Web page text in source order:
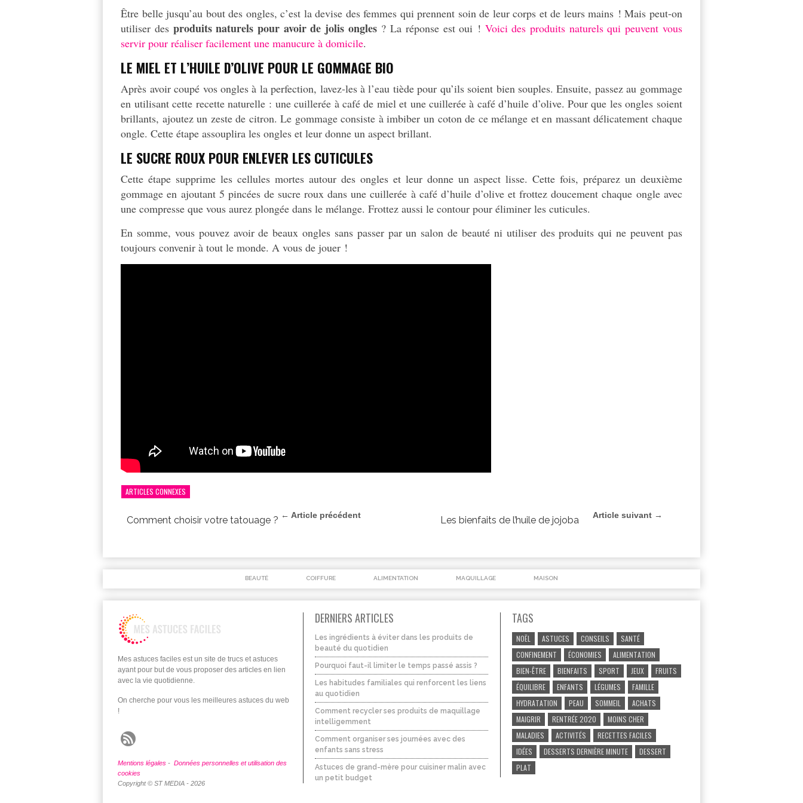
Être belle jusqu’au bout des ongles, c’est la devise des femmes qui prennent soin de leur corps et de leurs mains ! Mais peut-on
utiliser des produits naturels pour avoir de jolis ongles? La réponse est oui ! Voici des produits naturels qui peuvent vous
servir pour réaliser facilement une manucure à domicile.
LE MIEL ET L’HUILE D’OLIVE POUR LE GOMMAGE BIO
Après avoir coupé vos ongles à la perfection, lavez-les à l’eau tiède pour qu’ils soient bien souples. Ensuite, passez au gommage
en utilisant cette recette naturelle : une cuillerée à café de miel et une cuillerée à café d’huile d’olive. Pour que les ongles soient
brillants, ajoutez un zeste de citron. Le gommage consiste à imbiber un coton de ce mélange et en massant délicatement chaque
ongle. Cette étape assouplira les ongles et leur donne un aspect brillant.
LE SUCRE ROUX POUR ENLEVER LES CUTICULES
Cette étape supprime les cellules mortes autour des ongles et leur donne un aspect lisse. Cette fois, préparez un deuxième
gommage en ajoutant 5 pincées de sucre roux dans une cuillerée à café d’huile d’olive et frottez doucement chaque ongle avec
une compresse que vous aurez plongée dans le mélange. Frottez aussi le contour pour éliminer les cuticules.
En somme, vous pouvez avoir de beaux ongles sans passer par un salon de beauté ni utiliser des produits qui ne peuvent pas
toujours convenir à tout le monde. A vous de jouer !
ARTICLES CONNEXES
← Article précédent
Comment choisir votre tatouage ? Article suivant →
Les bienfaits de l’huile de jojoba
BEAUTÉ COIFFURE ALIMENTATION MAQUILLAGE MAISON
Mes astuces faciles est un site de trucs et astuces
ayant pour but de vous proposer des articles en lien
avec la vie quotidienne.
On cherche pour vous les meilleures astuces du web
!
Mentions légales - Données personnelles et utilisation des
cookies
Copyright © ST MEDIA - 2026
DERNIERS ARTICLES
Les ingrédients à éviter dans les produits de
beauté du quotidien
Pourquoi faut-il limiter le temps passé assis ?
Les habitudes familiales qui renforcent les liens
au quotidien
Comment recycler ses produits de maquillage
intelligemment
Comment organiser ses journées avec des
enfants sans stress
Astuces de grand-mère pour cuisiner malin avec
un petit budget
TAGS
NOËL ASTUCES CONSEILS
SANTÉ
CONFINEMENT
ÉCONOMIES
ALIMENTATION
BIEN-ÊTRE
BIENFAITS SPORT JEUX
FRUITS
ÉQUILIBRE
ENFANTS LÉGUMES
FAMILLE
HYDRATATION
PEAU SOMMEIL
ACHATS
MAIGRIR
RENTRÉE 2020
MOINS CHER
MALADIES
ACTIVITÉS
RECETTES FACILES
IDÉES
DESSERTS DERNIÈRE MINUTE
DESSERT
PLAT